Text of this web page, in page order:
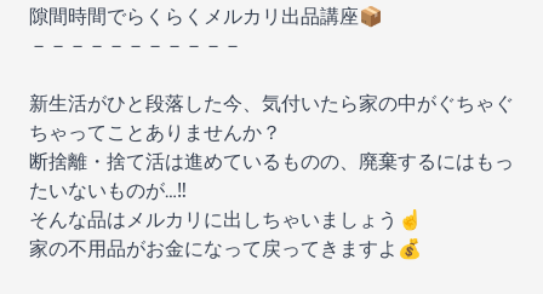
隙間時間でらくらくメルカリ出品講座📦
－－－－－－－－－－－
新生活がひと段落した今、気付いたら家の中がぐちゃぐ
ちゃってことありませんか？
断捨離・捨て活は進めているものの、廃棄するにはもっ
たいないものが…‼️
そんな品はメルカリに出しちゃいましょう☝️
家の不用品がお金になって戻ってきますよ💰